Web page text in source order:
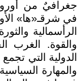
جغرافيٌ من
في شرقـ«ها»
الرأسمالية
والقوة. الغرب
الدولية التي
والمهارة